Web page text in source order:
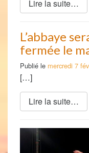
Lire la suite…
L’abbaye
fermée le
Publié le mercredi 7
[…]
Lire la suite…